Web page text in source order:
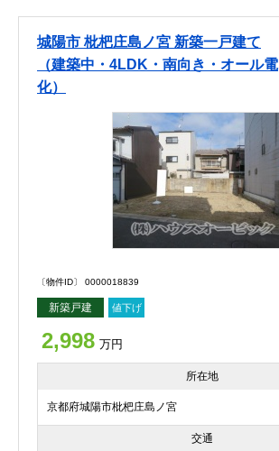
城陽市 枇杷庄島ノ宮 新築一戸建て
（建築中・4LDK・南向き・オール電
化）
〔物件ID〕 0000018839
新築戸建 値下げ
2,998 万円
所在地
京都府城陽市枇杷庄島ノ宮
交通